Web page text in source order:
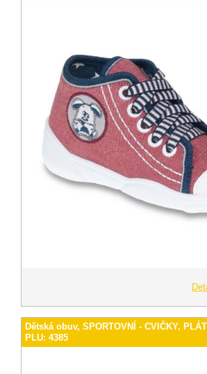
Dětská obuv, SPORTOVNÍ - CVIČKY,
PLU: 4385